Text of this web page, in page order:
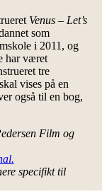
Venus – Let’s
som
i 2011, og
har været
tre
vises på en
også til en bog,
Film og
specifikt til